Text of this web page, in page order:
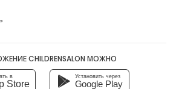
CHILDRENSALON МОЖНО
в
Store
Установить через
Google Play